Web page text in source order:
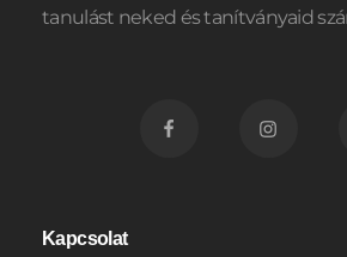
tanulást neked és tanítványaid
Kapcsolat